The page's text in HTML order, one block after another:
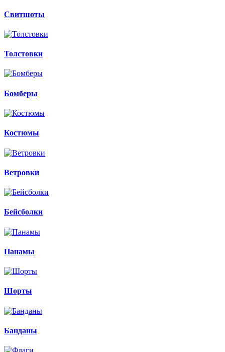
Свитшоты
Толстовки
Бомберы
Костюмы
Ветровки
Бейсболки
Панамы
Шорты
Банданы